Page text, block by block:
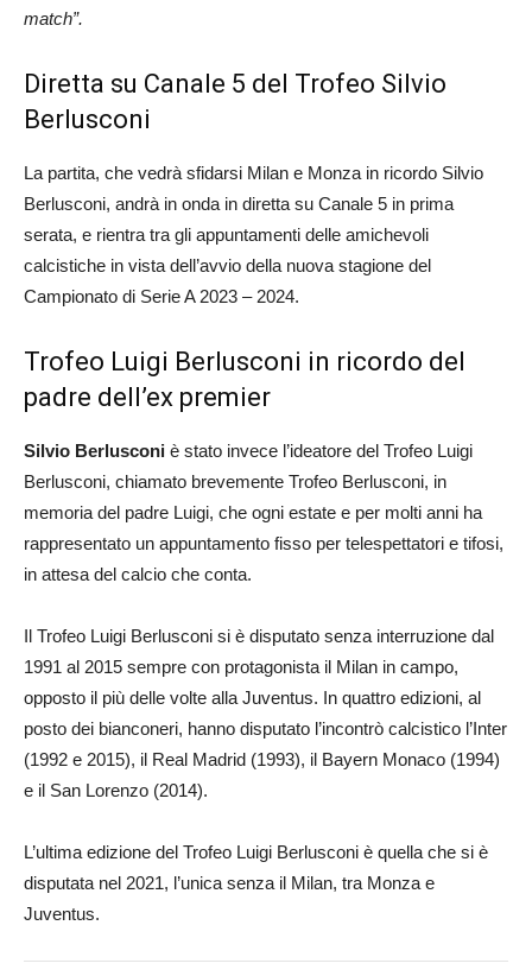
match”.
Diretta su Canale 5 del Trofeo Silvio
Berlusconi
La partita, che vedrà sfidarsi Milan e Monza in ricordo Silvio
Berlusconi, andrà in onda in diretta su Canale 5 in prima
serata, e rientra tra gli appuntamenti delle amichevoli
calcistiche in vista dell’avvio della nuova stagione del
Campionato di Serie A 2023 – 2024.
Trofeo Luigi Berlusconi in ricordo del
padre dell’ex premier
Silvio Berlusconi è stato invece l’ideatore del Trofeo Luigi
Berlusconi, chiamato brevemente Trofeo Berlusconi, in
memoria del padre Luigi, che ogni estate e per molti anni ha
rappresentato un appuntamento fisso per telespettatori e tifosi,
in attesa del calcio che conta.
Il Trofeo Luigi Berlusconi si è disputato senza interruzione dal
1991 al 2015 sempre con protagonista il Milan in campo,
opposto il più delle volte alla Juventus. In quattro edizioni, al
posto dei bianconeri, hanno disputato l’incontrò calcistico l’Inter
(1992 e 2015), il Real Madrid (1993), il Bayern Monaco (1994)
e il San Lorenzo (2014).
L’ultima edizione del Trofeo Luigi Berlusconi è quella che si è
disputata nel 2021, l’unica senza il Milan, tra Monza e
Juventus.